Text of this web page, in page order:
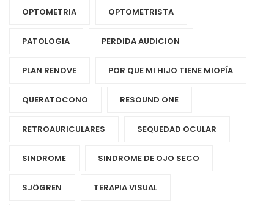
OPTOMETRIA OPTOMETRISTA
PATOLOGIA PERDIDA AUDICION
PLAN RENOVE POR QUE MI HIJO TIENE MIOPÍA
QUERATOCONO RESOUND ONE
RETROAURICULARES SEQUEDAD OCULAR
SINDROME SINDROME DE OJO SECO
SJÖGREN TERAPIA VISUAL